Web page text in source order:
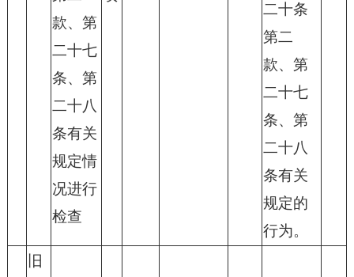
款、第
二十七
条、第
二十八
条有关
规定情
况进行
检查
二十条
第二
款、第
二十七
条、第
二十八
条有关
规定的
行为。
旧